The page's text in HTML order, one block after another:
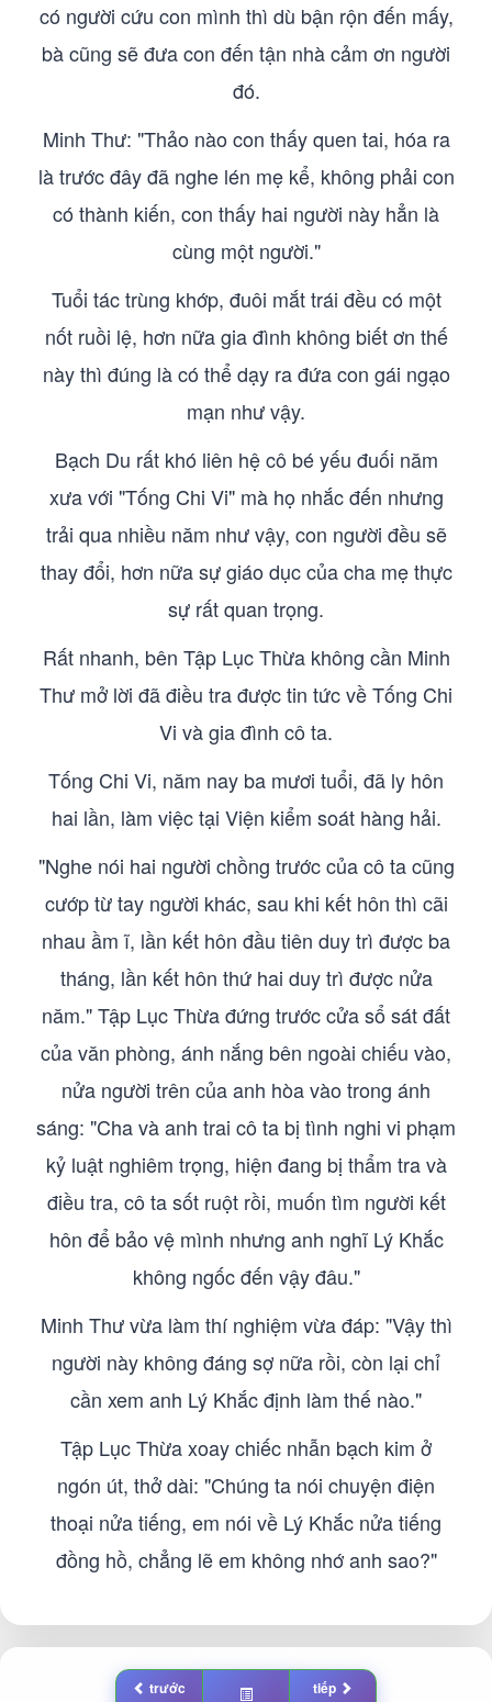
có người cứu con mình thì dù bận rộn đến mấy,
bà cũng sẽ đưa con đến tận nhà cảm ơn người
đó.
Minh Thư: "Thảo nào con thấy quen tai, hóa ra
là trước đây đã nghe lén mẹ kể, không phải con
có thành kiến, con thấy hai người này hẳn là
cùng một người."
Tuổi tác trùng khớp, đuôi mắt trái đều có một
nốt ruồi lệ, hơn nữa gia đình không biết ơn thế
này thì đúng là có thể dạy ra đứa con gái ngạo
mạn như vậy.
Bạch Du rất khó liên hệ cô bé yếu đuối năm
xưa với "Tống Chi Vi" mà họ nhắc đến nhưng
trải qua nhiều năm như vậy, con người đều sẽ
thay đổi, hơn nữa sự giáo dục của cha mẹ thực
sự rất quan trọng.
Rất nhanh, bên Tập Lục Thừa không cần Minh
Thư mở lời đã điều tra được tin tức về Tống Chi
Vi và gia đình cô ta.
Tống Chi Vi, năm nay ba mươi tuổi, đã ly hôn
hai lần, làm việc tại Viện kiểm soát hàng hải.
"Nghe nói hai người chồng trước của cô ta cũng
cướp từ tay người khác, sau khi kết hôn thì cãi
nhau ầm ĩ, lần kết hôn đầu tiên duy trì được ba
tháng, lần kết hôn thứ hai duy trì được nửa
năm." Tập Lục Thừa đứng trước cửa sổ sát đất
của văn phòng, ánh nắng bên ngoài chiếu vào,
nửa người trên của anh hòa vào trong ánh
sáng: "Cha và anh trai cô ta bị tình nghi vi phạm
kỷ luật nghiêm trọng, hiện đang bị thẩm tra và
điều tra, cô ta sốt ruột rồi, muốn tìm người kết
hôn để bảo vệ mình nhưng anh nghĩ Lý Khắc
không ngốc đến vậy đâu."
Minh Thư vừa làm thí nghiệm vừa đáp: "Vậy thì
người này không đáng sợ nữa rồi, còn lại chỉ
cần xem anh Lý Khắc định làm thế nào."
Tập Lục Thừa xoay chiếc nhẫn bạch kim ở
ngón út, thở dài: "Chúng ta nói chuyện điện
thoại nửa tiếng, em nói về Lý Khắc nửa tiếng
đồng hồ, chẳng lẽ em không nhớ anh sao?"
trước tiếp